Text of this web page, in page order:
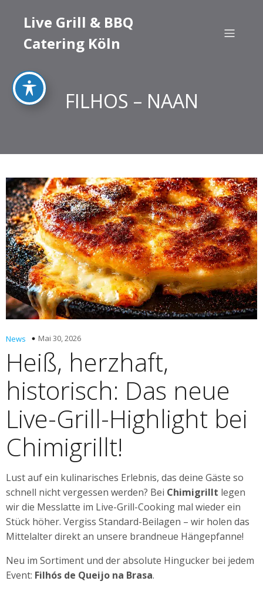
Live Grill & BBQ
Catering Köln
FILHOS – NAAN
News Mai 30, 2026
Heiß, herzhaft,
historisch: Das neue
Live-Grill-Highlight bei
Chimigrillt!
Lust auf ein kulinarisches Erlebnis, das deine Gäste so
schnell nicht vergessen werden? Bei Chimigrillt legen
wir die Messlatte im Live-Grill-Cooking mal wieder ein
Stück höher. Vergiss Standard-Beilagen – wir holen das
Mittelalter direkt an unsere brandneue Hängepfanne!
Neu im Sortiment und der absolute Hingucker bei jedem
Event: Filhós de Queijo na Brasa.